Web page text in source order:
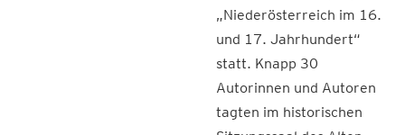
„Niederösterreich im 16.
und 17. Jahrhundert“
statt. Knapp 30
Autorinnen und Autoren
tagten im historischen